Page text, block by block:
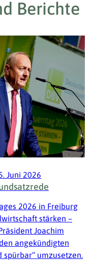
Berichte
Juni 2026
2026 in Freiburg
stärken –
Joachim
angekündigten
umzusetzen.